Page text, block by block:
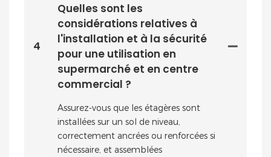
4
Quelles sont les
considérations relatives à
l'installation et à la sécurité
pour une utilisation en
supermarché et en centre
commercial ?
Assurez-vous que les étagères sont
installées sur un sol de niveau,
correctement ancrées ou renforcées si
nécessaire, et assemblées